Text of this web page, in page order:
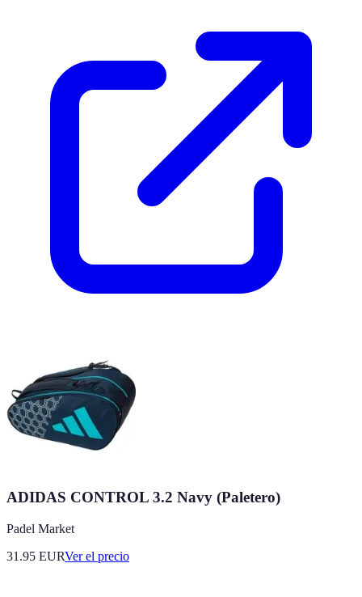
ADIDAS CONTROL 3.2 Navy (Paletero)
Padel Market
31.95 EURVer el precio